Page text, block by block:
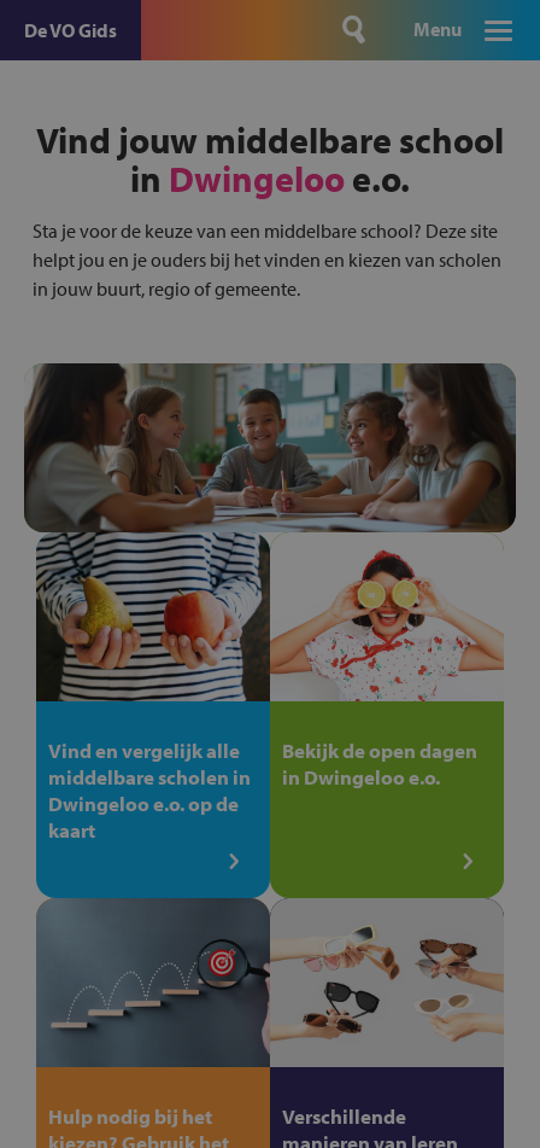
De VO Gids Menu
Vind jouw middelbare school
in Dwingelooe.o.
Sta je voor de keuze van een middelbare school? Deze site
helpt jou en je ouders bij het vinden en kiezen van scholen
in jouw buurt, regio of gemeente.
Vind en vergelijk alle
middelbare scholen in
Dwingeloo e.o. op de
kaart
Bekijk de open dagen
in Dwingeloo e.o.
Hulp nodig bij het
kiezen? Gebruik het
Verschillende
manieren van leren